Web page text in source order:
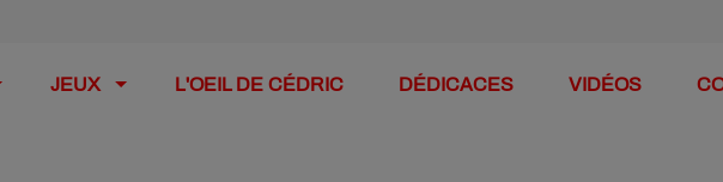
JEUX L'OEIL DE CÉDRIC DÉDICACES VIDÉOS